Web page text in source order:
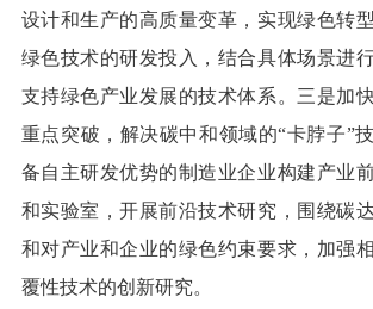
设计和生产的高质量变革，实现绿色转
绿色技术的研发投入，结合具体场景进
支持绿色产业发展的技术体系。三是加
重点突破，解决碳中和领域的“卡脖子”
备自主研发优势的制造业企业构建产业
和实验室，开展前沿技术研究，围绕碳
和对产业和企业的绿色约束要求，加强
覆性技术的创新研究。